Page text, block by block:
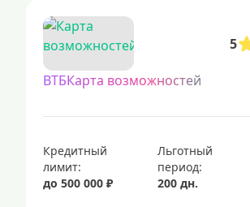
5
ВТБКарта возможностей
Кредитный
лимит:
до 500 000 ₽
Льготный
период:
200 дн.